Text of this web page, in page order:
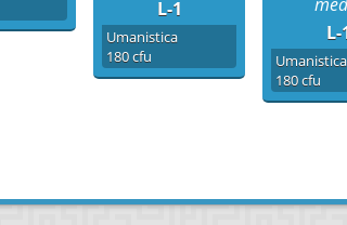
L-1
Umanistica
180 cfu
L-
Umanistica
180 cfu